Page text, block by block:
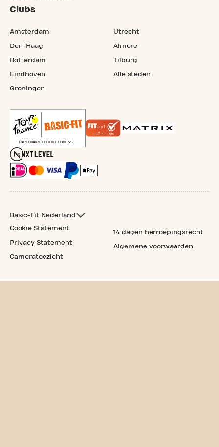
Clubs
Amsterdam
Den-Haag
Rotterdam
Eindhoven
Groningen
Utrecht
Almere
Tilburg
Alle steden
Basic-Fit Nederland
Cookie Statement
Privacy Statement
Cameratoezicht
14 dagen herroepingsrecht
Algemene voorwaarden